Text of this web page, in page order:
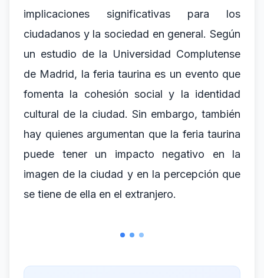
implicaciones significativas para los
ciudadanos y la sociedad en general. Según
un estudio de la Universidad Complutense
de Madrid, la feria taurina es un evento que
fomenta la cohesión social y la identidad
cultural de la ciudad. Sin embargo, también
hay quienes argumentan que la feria taurina
puede tener un impacto negativo en la
imagen de la ciudad y en la percepción que
se tiene de ella en el extranjero.